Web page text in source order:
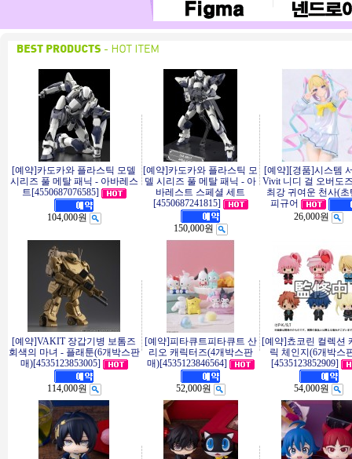
[예약]카도카와 플라스틱 모델
시리즈 풀 메탈 패닉 - 아바레스
트[4550687076585]
104,000원
[예약]카도카와 플라스틱 모
델 시리즈 풀 메탈 패닉 - 아
바레스트 스페셜 세트
[4550687241815]
150,000원
[예약][경품]시스템
Vivit 니디 걸 오버도
최강 귀여운 천사(초
피규어
26,000원
[예약]VAKIT 장갑기병 보톰즈
회색의 마녀 - 플래툰(6개박스판
매)[4535123853005]
114,000원
[예약]피타큐트피타큐트 산
리오 캐릭터즈(4개박스판
매)[4535123846564]
52,000원
[예약]쵸코린 컬렉션
릭 체인지(6개박스
[4535123852909]
54,000원